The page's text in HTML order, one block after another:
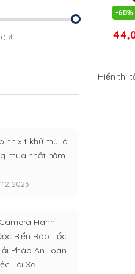
-60%
Hiển thị
₫
xịt khử mùi ô
mua nhất năm
2023
Hành
Biển Báo Tốc
Pháp An Toàn
Lái Xe